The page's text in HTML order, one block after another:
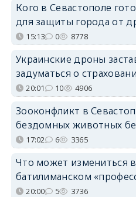
Кого в Севастополе
для защиты города от
15:13 0 8778
Украинские дроны
задуматься о
20:01 10 4906
Зооконфликт в
бездомных животных
17:02 6 3365
Что может измениться в
батилиманском
20:00 5 3736